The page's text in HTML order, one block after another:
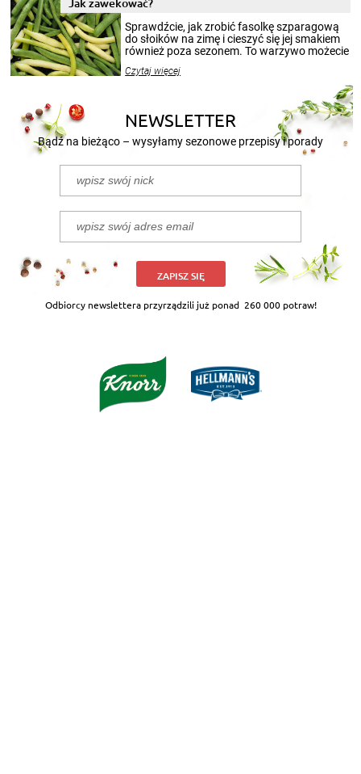
smakowitą zawartością musi obejmować
patenty, które pozwolą zachować świeżość
przetworów.
Sprawdźcie, jak zrobić fasolkę szparagową
do słoików na zimę i cieszyć się jej smakiem
również poza sezonem. To warzywo możecie
nasze propozycje!
Czytaj więcej
NEWSLETTER
Bądź na bieżąco – wysyłamy sezonowe przepisy i porady
ZAPISZ SIĘ
Odbiorcy newslettera przyrządzili już ponad 260 000 potraw!